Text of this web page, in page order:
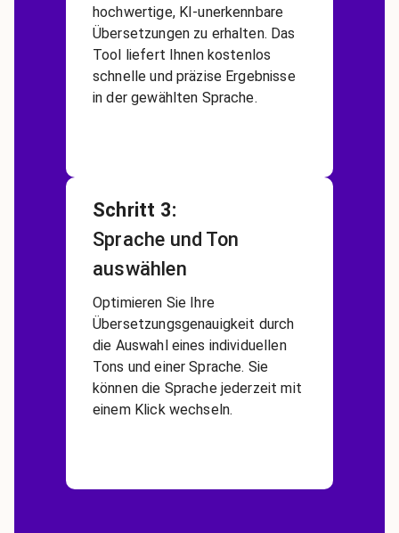
hochwertige, KI-unerkennbare
Übersetzungen zu erhalten. Das
Tool liefert Ihnen kostenlos
schnelle und präzise Ergebnisse
in der gewählten Sprache.
Schritt 3:
Sprache und Ton
auswählen
Optimieren Sie Ihre
Übersetzungsgenauigkeit durch
die Auswahl eines individuellen
Tons und einer Sprache. Sie
können die Sprache jederzeit mit
einem Klick wechseln.